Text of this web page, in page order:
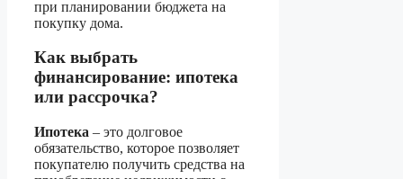
при планировании бюджета на
покупку дома.
Как выбрать
финансирование: ипотека
или рассрочка?
Ипотека – это долговое
обязательство, которое позволяет
покупателю получить средства на